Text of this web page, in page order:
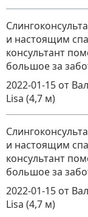
и настоящим
консультант
большое за
2022-01-15 от
Lisa (4,7 м)
и настоящим
консультант
большое за
2022-01-15 от
Lisa (4,7 м)